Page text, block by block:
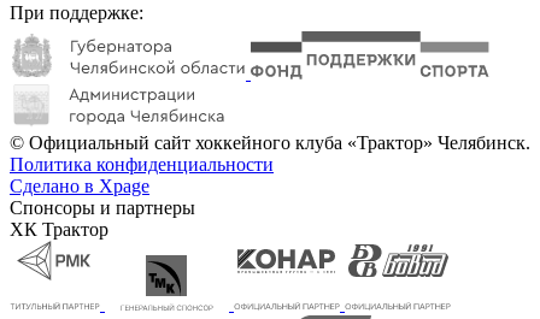
При поддержке:
© Официальный сайт хоккейного клуба «Трактор» Челябинск.
Политика конфиденциальности
Сделано в Xpage
Спонсоры и партнеры
ХК Трактор